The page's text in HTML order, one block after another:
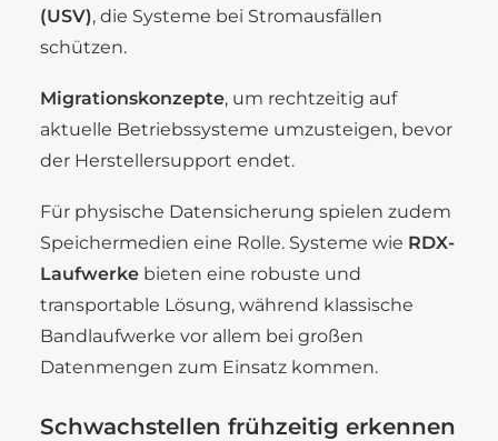
(USV), die Systeme bei Stromausfällen
schützen.
Migrationskonzepte, um rechtzeitig auf
aktuelle Betriebssysteme umzusteigen, bevor
der Herstellersupport endet.
Für physische Datensicherung spielen zudem
Speichermedien eine Rolle. Systeme wie RDX-
Laufwerke bieten eine robuste und
transportable Lösung, während klassische
Bandlaufwerke vor allem bei großen
Datenmengen zum Einsatz kommen.
Schwachstellen frühzeitig erkennen